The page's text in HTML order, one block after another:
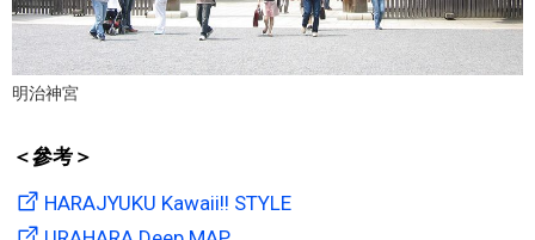
明治神宮
＜參考＞
HARAJYUKU Kawaii!! STYLE